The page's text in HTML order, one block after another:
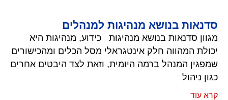
סדנאות בנושא מנהיגות למנהלים
מגוון סדנאות בנושא מנהיגות כידוע, מנהיגות היא
יכולת המהווה חלק אינטגראלי מסל הכלים ומהכישורים
שמפגין המנהל ברמה היומית, וזאת לצד היבטים אחרים
כגון ניהול
קרא עוד